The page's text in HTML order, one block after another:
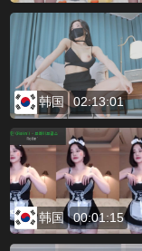
韩国 02:13:01
韩国 00:01:15